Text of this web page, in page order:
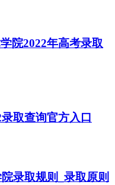
院2022年高考录取
取查询官方入口
录取规则_录取原则